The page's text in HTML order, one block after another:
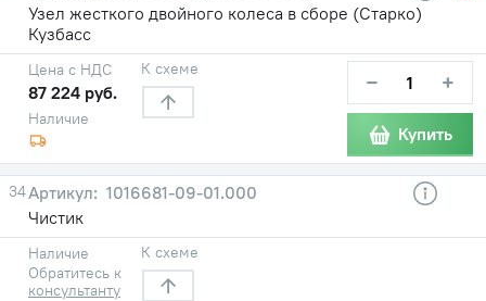
Узел жесткого двойного колеса в сборе (Старко)
Кузбасс
Наличие
Цена с НДС
87 224 руб.
К схеме − +
Купить
34
1016681-09-01.000
Чистик
Наличие
Обратитесь к
консультанту
К схеме